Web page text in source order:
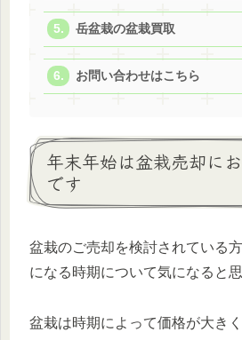
岳盆栽の盆栽買取
お問い合わせはこちら
年末年始は盆栽売却に
です
盆栽のご売却を検討されている
になる時期について気になると思
盆栽は時期によって価格が大きく